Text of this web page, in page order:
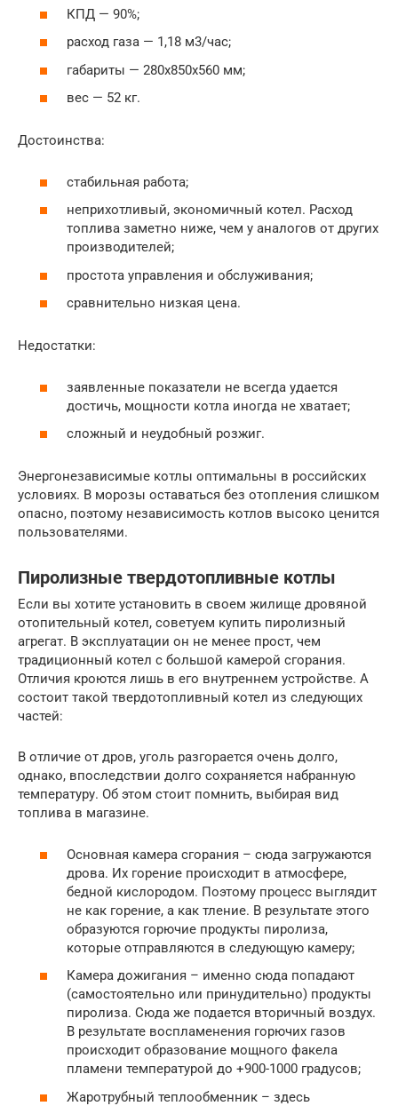
КПД — 90%;
расход газа — 1,18 м3/час;
габариты — 280x850x560 мм;
вес — 52 кг.
Достоинства:
стабильная работа;
неприхотливый, экономичный котел. Расход
топлива заметно ниже, чем у аналогов от других
производителей;
простота управления и обслуживания;
сравнительно низкая цена.
Недостатки:
заявленные показатели не всегда удается
достичь, мощности котла иногда не хватает;
сложный и неудобный розжиг.
Энергонезависимые котлы оптимальны в российских
условиях. В морозы оставаться без отопления слишком
опасно, поэтому независимость котлов высоко ценится
пользователями.
Пиролизные твердотопливные котлы
Если вы хотите установить в своем жилище дровяной
отопительный котел, советуем купить пиролизный
агрегат. В эксплуатации он не менее прост, чем
традиционный котел с большой камерой сгорания.
Отличия кроются лишь в его внутреннем устройстве. А
состоит такой твердотопливный котел из следующих
частей:
В отличие от дров, уголь разгорается очень долго,
однако, впоследствии долго сохраняется набранную
температуру. Об этом стоит помнить, выбирая вид
топлива в магазине.
Основная камера сгорания – сюда загружаются
дрова. Их горение происходит в атмосфере,
бедной кислородом. Поэтому процесс выглядит
не как горение, а как тление. В результате этого
образуются горючие продукты пиролиза,
которые отправляются в следующую камеру;
Камера дожигания – именно сюда попадают
(самостоятельно или принудительно) продукты
пиролиза. Сюда же подается вторичный воздух.
В результате воспламенения горючих газов
происходит образование мощного факела
пламени температурой до +900-1000 градусов;
Жаротрубный теплообменник – здесь